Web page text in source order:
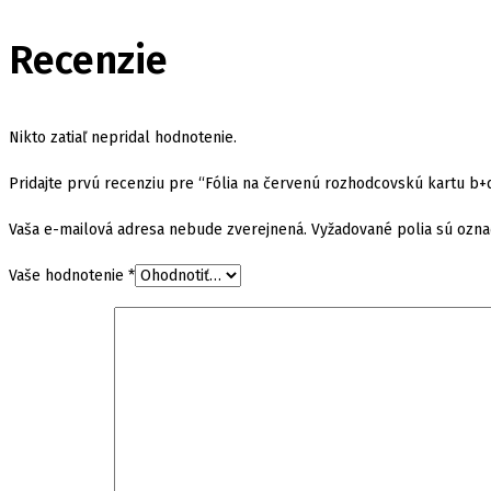
Recenzie
Nikto zatiaľ nepridal hodnotenie.
Pridajte prvú recenziu pre “Fólia na červenú rozhodcovskú kartu
Vaša e-mailová adresa nebude zverejnená. Vyžadované polia sú
Vaše hodnotenie *